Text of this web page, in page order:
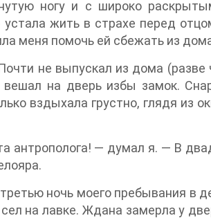
ногу и с широко
жить в страхе перед
меня помочь ей сбежать из
не выпускал из дома
вешал на дверь избы замок.
вздыхала грустно, глядя
антрополога! — думал я. — В
ночь моего пребывания в
на лавке. Ждана замерла у